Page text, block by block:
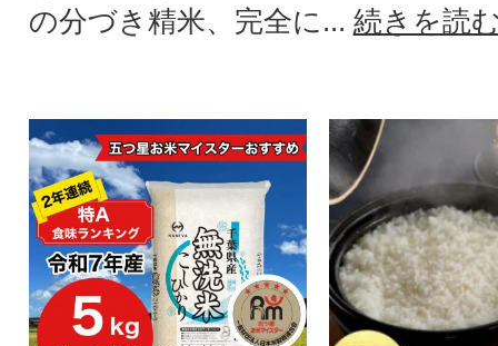
の分づき精米、完全に... 続きを読